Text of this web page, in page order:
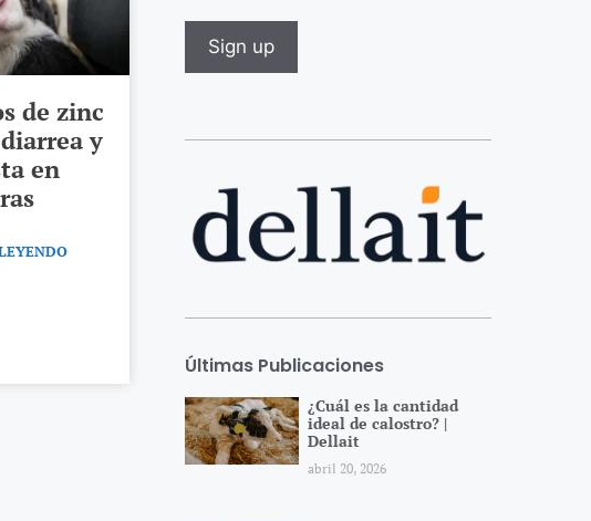
de zinc
y
en
Últimas Publicaciones
¿Cuál es la cantidad
ideal de calostro? |
Dellait
abril 20, 2026